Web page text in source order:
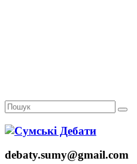
debaty.sumy@gmail.com